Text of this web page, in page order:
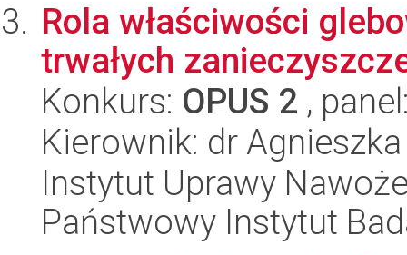
Rola właściwości
trwałych
Konkurs: OPUS 2 ,
Kierownik: dr
Instytut Uprawy
Państwowy Instytut